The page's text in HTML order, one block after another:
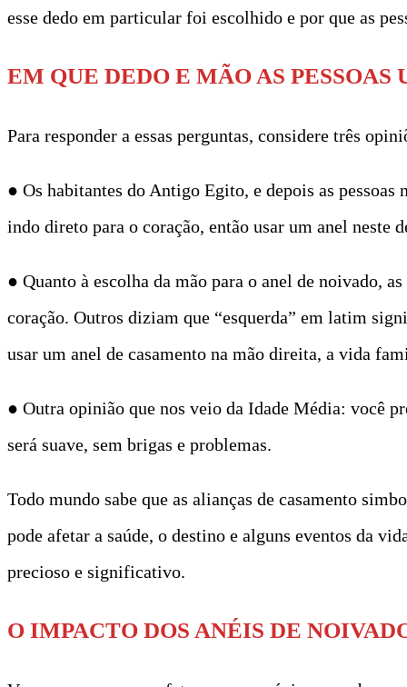
esse dedo em particular foi escolhido e por que as
EM QUE DEDO E MÃO AS PESSOAS
Para responder a essas perguntas, considere três
● Os habitantes do Antigo Egito, e depois as
indo direto para o coração, então usar um anel neste
● Quanto à escolha da mão para o anel de noivado,
coração. Outros diziam que “esquerda” em latim
usar um anel de casamento na mão direita, a vida
● Outra opinião que nos veio da Idade Média: você
será suave, sem brigas e problemas.
Todo mundo sabe que as alianças de casamento
pode afetar a saúde, o destino e alguns eventos da
precioso e significativo.
O IMPACTO DOS ANÉIS DE